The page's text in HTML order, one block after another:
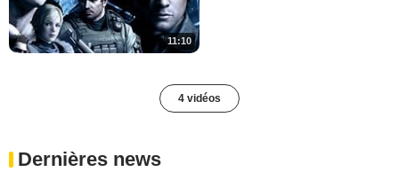
11:10
4 vidéos
Dernières news